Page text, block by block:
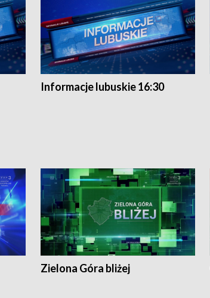
Informacje lubuskie 16:30
Zielona Góra bliżej